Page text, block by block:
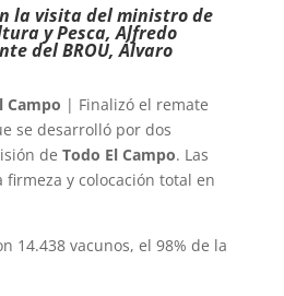
la visita del ministro de
y Pesca, Alfredo
del BROU, Álvaro
Campo | Finalizó el remate
se desarrolló por dos
de Todo El Campo. Las
y colocación total en
14.438 vacunos, el 98% de la